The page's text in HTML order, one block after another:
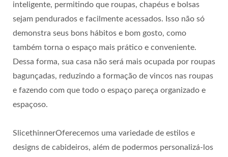
inteligente, permitindo que roupas, chapéus e bolsas
sejam pendurados e facilmente acessados. Isso não só
demonstra seus bons hábitos e bom gosto, como
também torna o espaço mais prático e conveniente.
Dessa forma, sua casa não será mais ocupada por roupas
bagunçadas, reduzindo a formação de vincos nas roupas
e fazendo com que todo o espaço pareça organizado e
espaçoso.
SlicethinnerOferecemos uma variedade de estilos e
designs de cabideiros, além de podermos personalizá-los